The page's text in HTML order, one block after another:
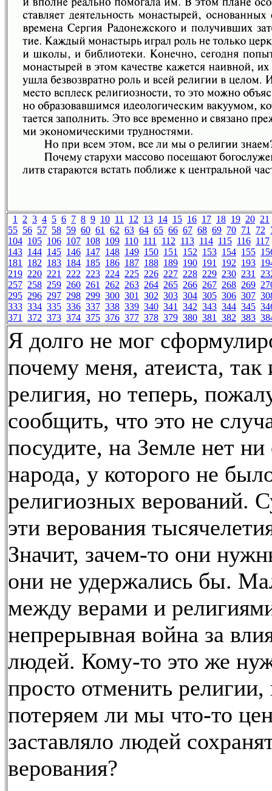
1 2 3 4 5 6 7 8 9 10 11 12 13 14 15 16 17 18 19 20 21
55 56 57 58 59 60 61 62 63 64 65 66 67 68 69 70 71 72
104 105 106 107 108 109 110 111 112 113 114 115 116 117
143 144 145 146 147 148 149 150 151 152 153 154 155
181 182 183 184 185 186 187 188 189 190 191 192 193
219 220 221 222 223 224 225 226 227 228 229 230 231
257 258 259 260 261 262 263 264 265 266 267 268 269
295 296 297 298 299 300 301 302 303 304 305 306 307
333 334 335 336 337 338 339 340 341 342 343 344 345
371 372 373 374 375 376 377 378 379 380 381 382 383
Я долго не мог
почему меня, атеиста, так
религия, но теперь,
сообщить, что это не
посудите, на Земле нет ни
народа, у которого не
религиозных верований.
эти верования
Значит, зачем-то они
они не удержались бы.
между верами и
непрерывная война за
людей. Кому-то это же
просто отменить религии,
потеряем ли мы что-то
заставляло людей
верования?